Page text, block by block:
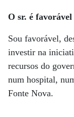
O sr. é
Sou favorável,
investir na
recursos do
num hospital,
Fonte Nova.